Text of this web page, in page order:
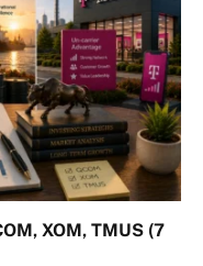
XOM, TMUS (7